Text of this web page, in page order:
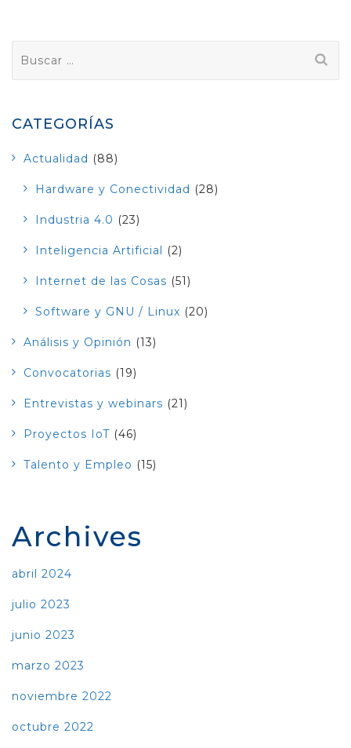
CATEGORÍAS
Actualidad (88)
Hardware y Conectividad (28)
Industria 4.0 (23)
Inteligencia Artificial (2)
Internet de las Cosas (51)
Software y GNU / Linux (20)
Análisis y Opinión (13)
Convocatorias (19)
Entrevistas y webinars (21)
Proyectos IoT (46)
Talento y Empleo (15)
Archives
abril 2024
julio 2023
junio 2023
marzo 2023
noviembre 2022
octubre 2022